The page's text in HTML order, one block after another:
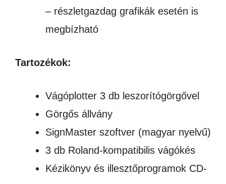
– részletgazdag grafikák esetén is
megbízható
Tartozékok:
Vágóplotter 3 db leszorítógörgővel
Görgős állvány
SignMaster szoftver (magyar nyelvű)
3 db Roland-kompatibilis vágókés
Kézikönyv és illesztőprogramok CD-